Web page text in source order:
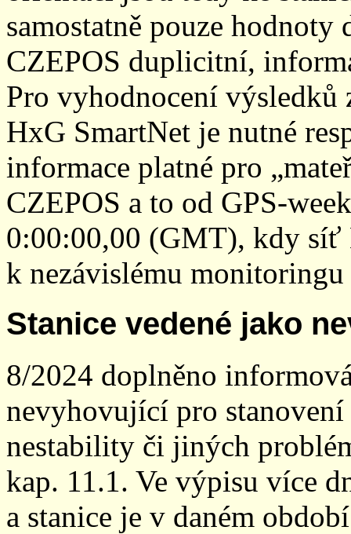
samostatně pouze
CZEPOS duplicitní,
Pro vyhodnocení
HxG SmartNet je nutné
informace platné pro
CZEPOS a to od GPS-
0:00:00,00 (GMT), kdy síť
k nezávislému
Stanice vedené jako
8/2024 doplněno
nevyhovující pro
nestability či jiných
kap. 11.1. Ve výpisu více
a stanice je v daném